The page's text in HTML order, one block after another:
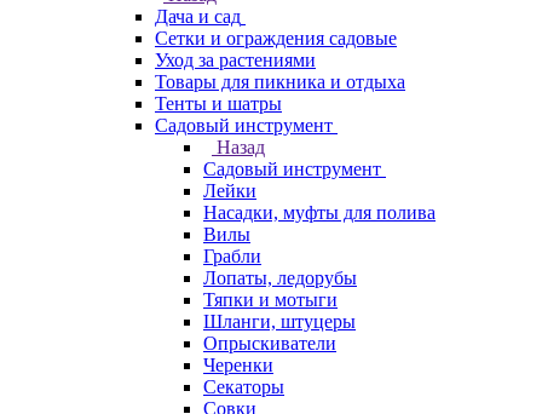
Дача и сад
Сетки и ограждения садовые
Уход за растениями
Товары для пикника и отдыха
Тенты и шатры
Садовый инструмент
Назад
Садовый инструмент
Лейки
Насадки, муфты для полива
Вилы
Грабли
Лопаты, ледорубы
Тяпки и мотыги
Шланги, штуцеры
Опрыскиватели
Черенки
Секаторы
Совки